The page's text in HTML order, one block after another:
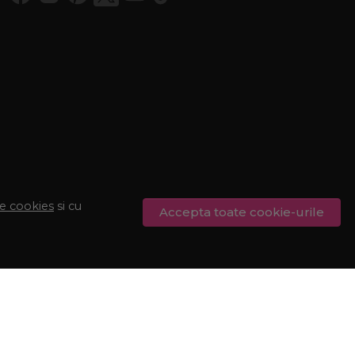
cookies si cu
Accepta toate cookie-urile